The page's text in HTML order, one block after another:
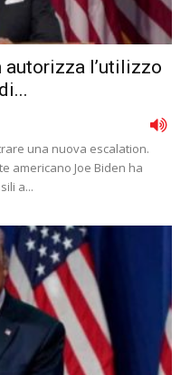
autorizza l’utilizzo
una nuova escalation.
americano Joe Biden ha
a...